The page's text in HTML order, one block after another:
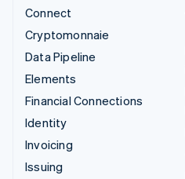
Connect
Cryptomonnaie
Data Pipeline
Elements
Financial Connections
Identity
Invoicing
Issuing